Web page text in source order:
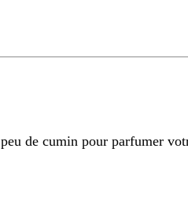
de cumin pour parfumer